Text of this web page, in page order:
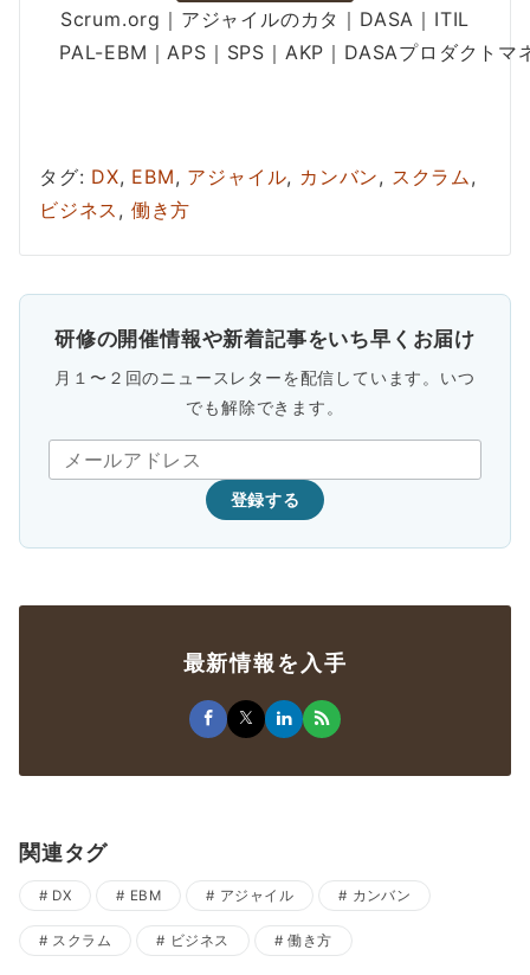
Scrum.org｜アジャイルのカタ｜DASA｜ITIL
PAL-EBM｜APS｜SPS｜AKP｜DASAプロダクトマ
タグ: DX, EBM, アジャイル, カンバン, スクラム,
ビジネス , 働き方
研修の開催情報や新着記事をいち早くお届け
月１〜２回のニュースレターを配信しています。いつ
でも解除できます。
登録する
最新情報を入手
関連タグ
DX EBM アジャイル カンバン
スクラム ビジネス 働き方